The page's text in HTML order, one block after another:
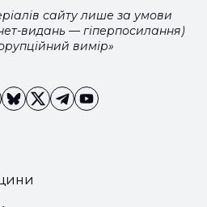
сайту лише за умови
видань — гіперпосилання)
вимір»